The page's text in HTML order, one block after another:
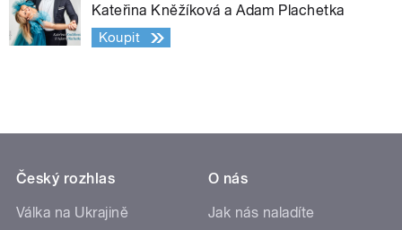
Kateřina Kněžíková a Adam Plachetka
Koupit
Český rozhlas
Válka na Ukrajině
O nás
Jak nás naladíte